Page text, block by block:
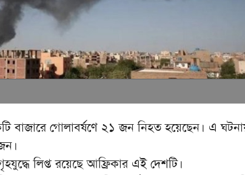
বাজারে গোলাবর্ষণে ২১ জন নিহত হয়েছেন। এ
লিপ্ত রয়েছে আফ্রিকার এই দেশটি।